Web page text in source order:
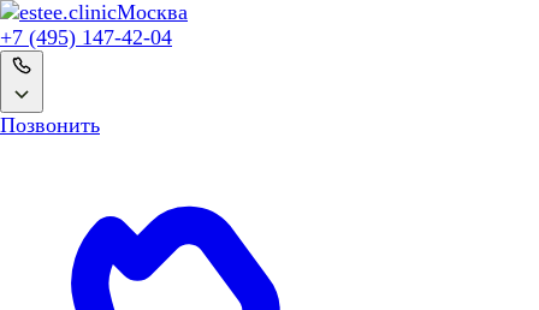
Москва
+7 (495) 147-42-04
Позвонить